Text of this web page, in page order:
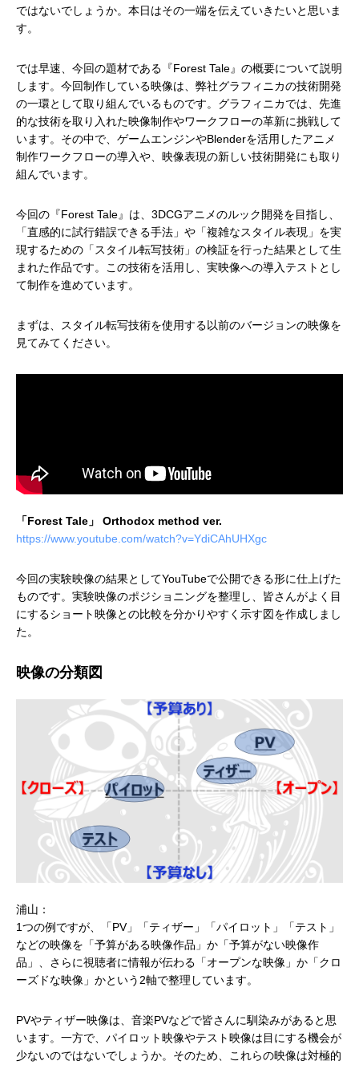
ではないでしょうか。本日はその一端を伝えていきたいと思いま
す。
では早速、今回の題材である『Forest Tale』の概要について説明
します。今回制作している映像は、弊社グラフィニカの技術開発
の一環として取り組んでいるものです。グラフィニカでは、先進
的な技術を取り入れた映像制作やワークフローの革新に挑戦して
います。その中で、ゲームエンジンやBlenderを活用したアニメ
制作ワークフローの導入や、映像表現の新しい技術開発にも取り
組んでいます。
今回の『Forest Tale』は、3DCGアニメのルック開発を目指し、
「直感的に試行錯誤できる手法」や「複雑なスタイル表現」を実
現するための「スタイル転写技術」の検証を行った結果として生
まれた作品です。この技術を活用し、実映像への導入テストとし
て制作を進めています。
まずは、スタイル転写技術を使用する以前のバージョンの映像を
見てみてください。
「Forest Tale」 Orthodox method ver.
https://www.youtube.com/watch?v=YdiCAhUHXgc
今回の実験映像の結果としてYouTubeで公開できる形に仕上げた
ものです。実験映像のポジショニングを整理し、皆さんがよく目
にするショート映像との比較を分かりやすく示す図を作成しまし
た。
映像の分類図
浦山：
1つの例ですが、「PV」「ティザー」「パイロット」「テスト」
などの映像を「予算がある映像作品」か「予算がない映像作
品」、さらに視聴者に情報が伝わる「オープンな映像」か「クロ
ーズドな映像」かという2軸で整理しています。
PVやティザー映像は、音楽PVなどで皆さんに馴染みがあると思
います。一方で、パイロット映像やテスト映像は目にする機会が
少ないのではないでしょうか。そのため、これらの映像は対極的